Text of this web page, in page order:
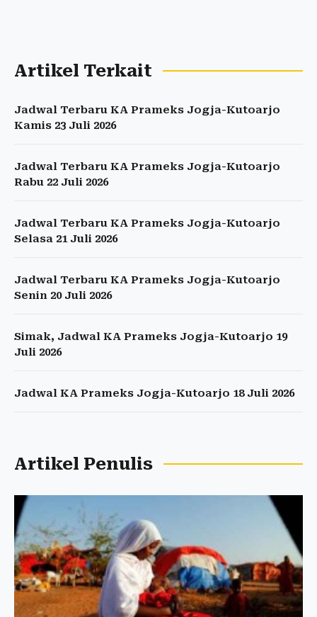
Artikel Terkait
Jadwal Terbaru KA Prameks Jogja-Kutoarjo
Kamis 23 Juli 2026
Jadwal Terbaru KA Prameks Jogja-Kutoarjo
Rabu 22 Juli 2026
Jadwal Terbaru KA Prameks Jogja-Kutoarjo
Selasa 21 Juli 2026
Jadwal Terbaru KA Prameks Jogja-Kutoarjo
Senin 20 Juli 2026
Simak, Jadwal KA Prameks Jogja-Kutoarjo 19
Juli 2026
Jadwal KA Prameks Jogja-Kutoarjo 18 Juli 2026
Artikel Penulis